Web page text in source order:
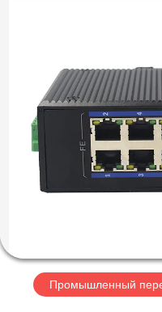
ДОМ
ПРОДУКТЫ
ФАБРИКИ
Промышленный